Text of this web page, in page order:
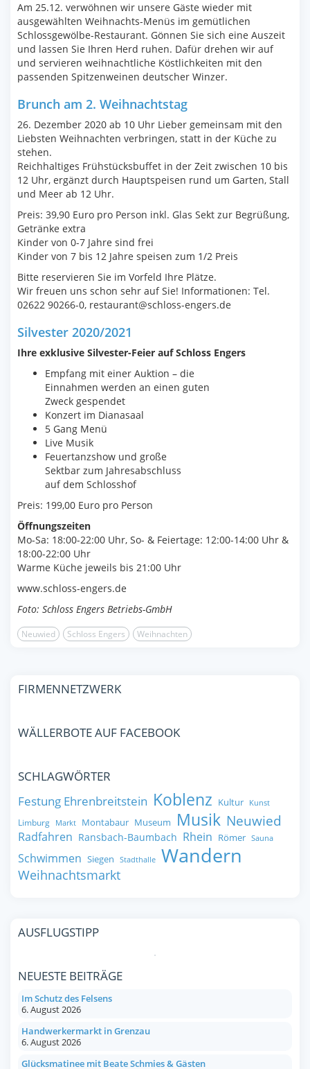
Am 25.12. verwöhnen wir unsere Gäste wieder mit
ausgewählten Weihnachts-Menüs im gemütlichen
Schlossgewölbe-Restaurant. Gönnen Sie sich eine Auszeit
und lassen Sie Ihren Herd ruhen. Dafür drehen wir auf
und servieren weihnachtliche Köstlichkeiten mit den
passenden Spitzenweinen deutscher Winzer.
Brunch am 2. Weihnachtstag
26. Dezember 2020 ab 10 Uhr Lieber gemeinsam mit den
Liebsten Weihnachten verbringen, statt in der Küche zu
stehen.
Reichhaltiges Frühstücksbuffet in der Zeit zwischen 10 bis
12 Uhr, ergänzt durch Hauptspeisen rund um Garten, Stall
und Meer ab 12 Uhr.
Preis: 39,90 Euro pro Person inkl. Glas Sekt zur Begrüßung,
Getränke extra
Kinder von 0-7 Jahre sind frei
Kinder von 7 bis 12 Jahre speisen zum 1/2 Preis
Bitte reservieren Sie im Vorfeld Ihre Plätze.
Wir freuen uns schon sehr auf Sie! Informationen: Tel.
02622 90266-0, restaurant@schloss-engers.de
Silvester 2020/2021
Ihre exklusive Silvester-Feier auf Schloss Engers
Empfang mit einer Auktion – die
Einnahmen werden an einen guten
Zweck gespendet
Konzert im Dianasaal
5 Gang Menü
Live Musik
Feuertanzshow und große
Sektbar zum Jahresabschluss
auf dem Schlosshof
Preis: 199,00 Euro pro Person
Öffnungszeiten
Mo-Sa: 18:00-22:00 Uhr, So- & Feiertage: 12:00-14:00 Uhr &
18:00-22:00 Uhr
Warme Küche jeweils bis 21:00 Uhr
www.schloss-engers.de
Foto: Schloss Engers Betriebs-GmbH
Neuwied Schloss Engers Weihnachten
FIRMENNETZWERK
WÄLLERBOTE AUF FACEBOOK
SCHLAGWÖRTER
Festung Ehrenbreitstein Koblenz Kultur Kunst
Limburg Markt Montabaur Museum Musik Neuwied
Radfahren Ransbach-Baumbach Rhein Römer Sauna
Schwimmen Siegen Stadthalle Wandern
Weihnachtsmarkt
AUSFLUGSTIPP
NEUESTE BEITRÄGE
Im Schutz des Felsens
6. August 2026
Handwerkermarkt in Grenzau
6. August 2026
Glücksmatinee mit Beate Schmies & Gästen